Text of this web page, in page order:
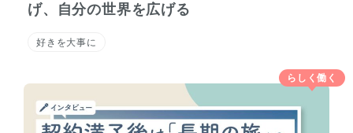
げ、自分の世界を広げる
好きを大事に
らしく働く